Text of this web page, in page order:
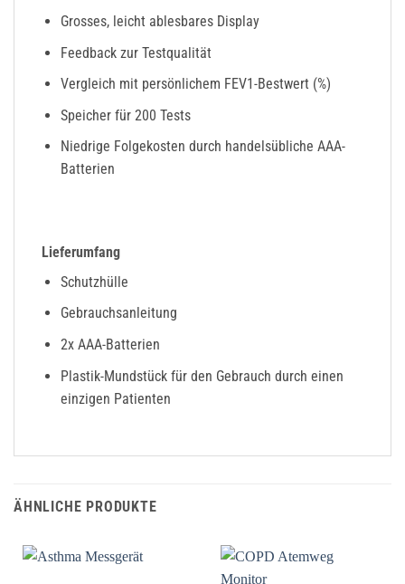
Grosses, leicht ablesbares Display
Feedback zur Testqualität
Vergleich mit persönlichem FEV1-Bestwert (%)
Speicher für 200 Tests
Niedrige Folgekosten durch handelsübliche AAA-
Batterien
Lieferumfang
Schutzhülle
Gebrauchsanleitung
2x AAA-Batterien
Plastik-Mundstück für den Gebrauch durch einen
einzigen Patienten
ÄHNLICHE PRODUKTE